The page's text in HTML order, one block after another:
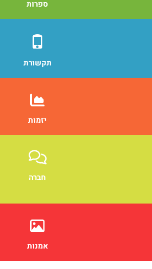
ספרות
תקשורת
יזמות
חברה
אמנות